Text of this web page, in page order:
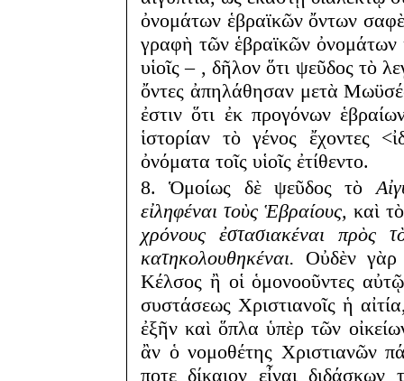
ὀνομάτων ἑβραϊκῶν ὄντων
γραφὴ τῶν ἑβραϊκῶν ὀνομάτων
υἱοῖς – , δῆλον ὅτι ψεῦδος τὸ
ὄντες ἀπηλάθησαν μετὰ
ἐστιν ὅτι ἐκ προγόνων
ἱστορίαν τὸ γένος ἔχοντες
ὀνόματα τοῖς υἱοῖς ἐτίθεντο.
8. Ὁμοίως δὲ ψεῦδος τὸ
εἰληφέναι τοὺς Ἑβραίους, καὶ
χρόνους ἐστασιακέναι
κατηκολουθηκέναι. Οὐδὲν γὰρ
Κέλσος ἢ οἱ ὁμονοοῦντες
συστάσεως Χριστιανοῖς ἡ
ἐξῆν καὶ ὅπλα ὑπὲρ τῶν
ἂν ὁ νομοθέτης Χριστιανῶν
ποτε δίκαιον εἶναι